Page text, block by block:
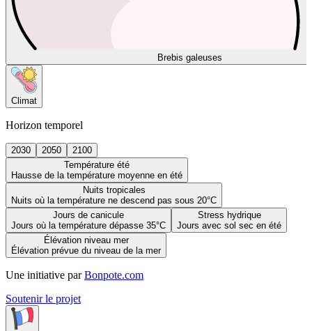
Brebis galeuses
Climat
Horizon temporel
2030 2050
2100
Température été
Hausse de la température moyenne en été
Nuits tropicales
Nuits où la température ne descend pas sous 20°C
Jours de canicule
Jours où la température dépasse 35°C
Stress hydrique
Jours avec sol sec en été
Élévation niveau mer
Élévation prévue du niveau de la mer
Une initiative par Bonpote.com
Soutenir le projet